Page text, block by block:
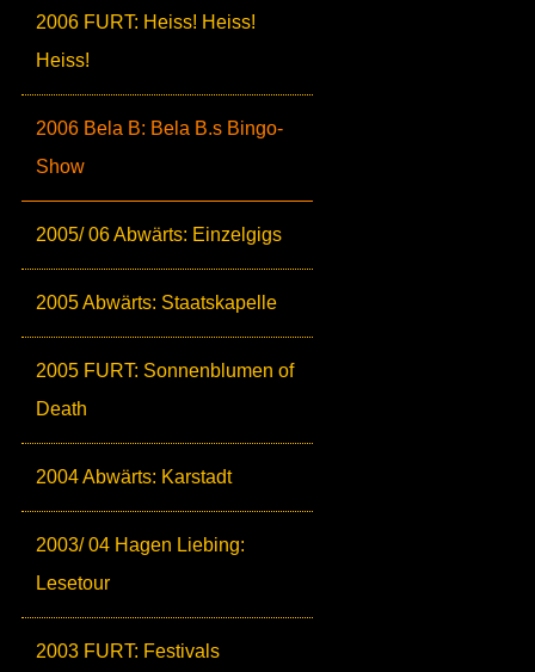
2006 FURT: Heiss! Heiss!
Heiss!
2006 Bela B: Bela B.s Bingo-
Show
2005/ 06 Abwärts: Einzelgigs
2005 Abwärts: Staatskapelle
2005 FURT: Sonnenblumen of
Death
2004 Abwärts: Karstadt
2003/ 04 Hagen Liebing:
Lesetour
2003 FURT: Festivals